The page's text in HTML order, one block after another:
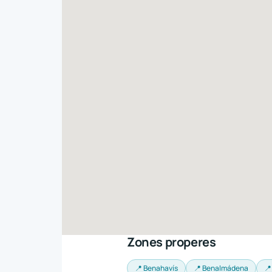
Zones properes
📍 Benahavís 📍 Benalmádena